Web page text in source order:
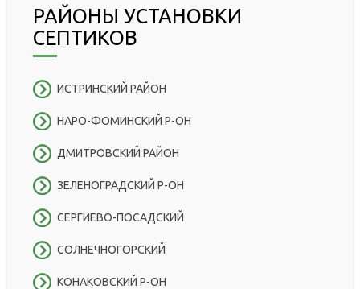
РАЙОНЫ УСТАНОВКИ
СЕПТИКОВ
ИСТРИНСКИЙ РАЙОН
НАРО-ФОМИНСКИЙ Р-ОН
ДМИТРОВСКИЙ РАЙОН
ЗЕЛЕНОГРАДСКИЙ Р-ОН
СЕРГИЕВО-ПОСАДСКИЙ
СОЛНЕЧНОГОРСКИЙ
КОНАКОВСКИЙ Р-ОН